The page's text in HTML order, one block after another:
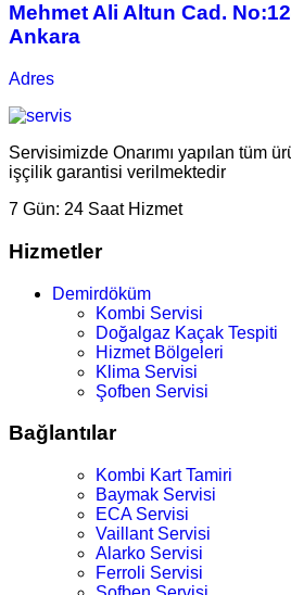
Mehmet Ali Altun Cad.
Ankara
Adres
Servisimizde Onarımı yapılan tüm
işçilik garantisi verilmektedir
7 Gün: 24 Saat Hizmet
Hizmetler
Demirdöküm
Kombi Servisi
Doğalgaz Kaçak Tespiti
Hizmet Bölgeleri
Klima Servisi
Şofben Servisi
Bağlantılar
Kombi Kart Tamiri
Baymak Servisi
ECA Servisi
Vaillant Servisi
Alarko Servisi
Ferroli Servisi